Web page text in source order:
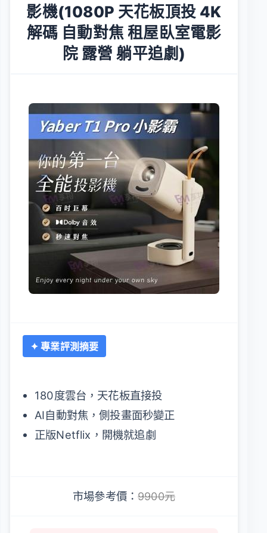
影機(1080P 天花板頂投 4K
解碼 自動對焦 租屋臥室電影
院 露營 躺平追劇)
✦ 專業評測摘要
180度雲台，天花板直接投
AI自動對焦，側投畫面秒變正
正版Netflix，開機就追劇
市場參考價：9900元